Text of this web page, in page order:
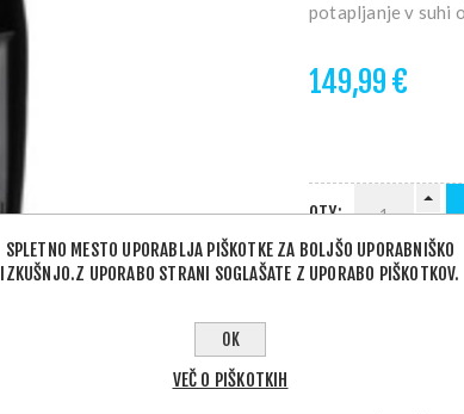
potapljanje v suhi
149,99 €
QTY:
SPLETNO MESTO UPORABLJA PIŠKOTKE ZA BOLJŠO UPORABNIŠKO
IZKUŠNJO.Z UPORABO STRANI SOGLAŠATE Z UPORABO PIŠKOTKOV.
OK
VEČ O PIŠKOTKIH